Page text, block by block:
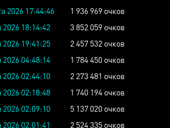
2026 17:44:46
1 936 969 очков
18:14:42
3 852 059 очков
19:41:25
2 457 532 очков
04:48:14
1 784 450 очков
02:44:10
2 273 481 очков
02:18:48
1 740 194 очков
02:09:10
5 137 020 очков
02:01:41
2 524 335 очков